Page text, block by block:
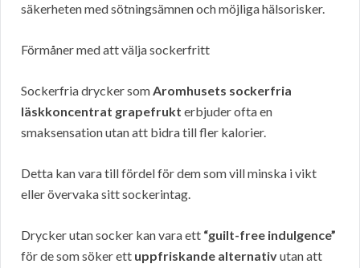
säkerheten med sötningsämnen och möjliga hälsorisker.
Förmåner med att välja sockerfritt
Sockerfria drycker somAromhusets sockerfria
läskkoncentrat grapefrukt erbjuder ofta en
smaksensation utan att bidra till fler kalorier.
Detta kan vara till fördel för dem som vill minska i vikt
eller övervaka sitt sockerintag.
Drycker utan socker kan vara ett “guilt-free indulgence”
för de som söker ett uppfriskande alternativutan att